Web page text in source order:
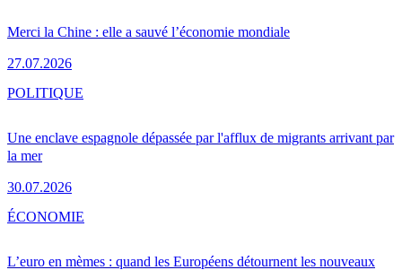
Merci la Chine : elle a sauvé l’économie mondiale
27.07.2026
Une enclave espagnole dépassée par l'afflux de migrants arrivant par
la mer
30.07.2026
POLITIQUE
L’euro en mèmes : quand les Européens détournent les nouveaux
ÉCONOMIE